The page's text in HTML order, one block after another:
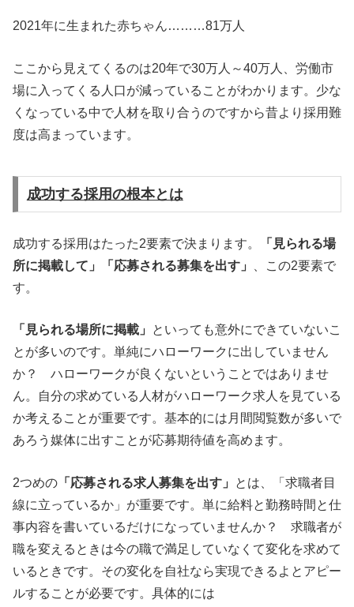
2021年に生まれた赤ちゃん………81万人
ここから見えてくるのは20年で30万人～40万人、労働市
場に入ってくる人口が減っていることがわかります。少な
くなっている中で人材を取り合うのですから昔より採用難
度は高まっています。
成功する採用の根本とは
成功する採用はたった2要素で決まります。
「見られる場
所に掲載して」「応募される募集を出す」
、この2要素で
す。
「見られる場所に掲載」
といっても意外にできていないこ
とが多いのです。単純にハローワークに出していません
か？ ハローワークが良くないということではありませ
ん。自分の求めている人材がハローワーク求人を見ている
か考えることが重要です。基本的には月間閲覧数が多いで
あろう媒体に出すことが応募期待値を高めます。
2つめの 「応募される求人募集を出す」
とは、「求職者目
線に立っているか」が重要です。単に給料と勤務時間と仕
事内容を書いているだけになっていませんか？ 求職者が
職を変えるときは今の職で満足していなくて変化を求めて
いるときです。その変化を自社なら実現できるよとアピー
ルすることが必要です。具体的には